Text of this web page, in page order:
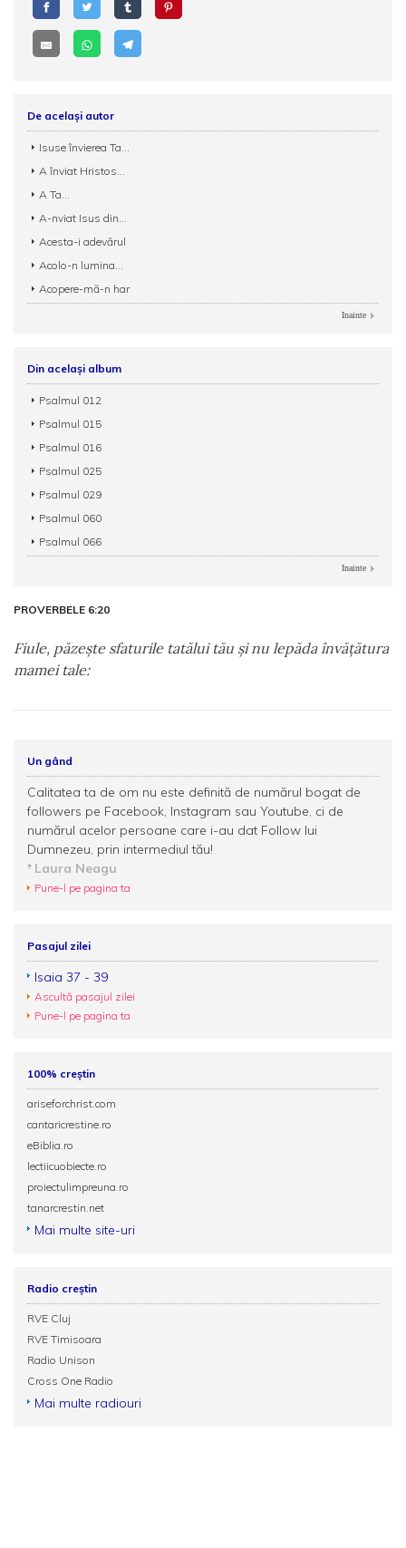
De același autor
Isuse învierea Ta...
A înviat Hristos...
A Ta...
A-nviat Isus din...
Acesta-i adevărul
Acolo-n lumina...
Acopere-mă-n har
Inainte
Din același album
Psalmul 012
Psalmul 015
Psalmul 016
Psalmul 025
Psalmul 029
Psalmul 060
Psalmul 066
Inainte
PROVERBELE 6:20
Fiule, păzeşte sfaturile tatălui tău şi nu lepăda învăţătura
mamei tale:
Un gând
Calitatea ta de om nu este definită de numărul bogat de
followers pe Facebook, Instagram sau Youtube, ci de
numărul acelor persoane care i-au dat Follow lui
Dumnezeu, prin intermediul tău!
Laura Neagu
Pune-l pe pagina ta
Pasajul zilei
Isaia 37 - 39
Ascultă pasajul zilei
Pune-l pe pagina ta
100% creștin
ariseforchrist.com
cantaricrestine.ro
eBiblia.ro
lectiicuobiecte.ro
proiectulimpreuna.ro
tanarcrestin.net
Mai multe site-uri
Radio creștin
RVE Cluj
RVE Timisoara
Radio Unison
Cross One Radio
Mai multe radiouri